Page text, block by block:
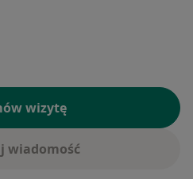
wizytę
wiadomość